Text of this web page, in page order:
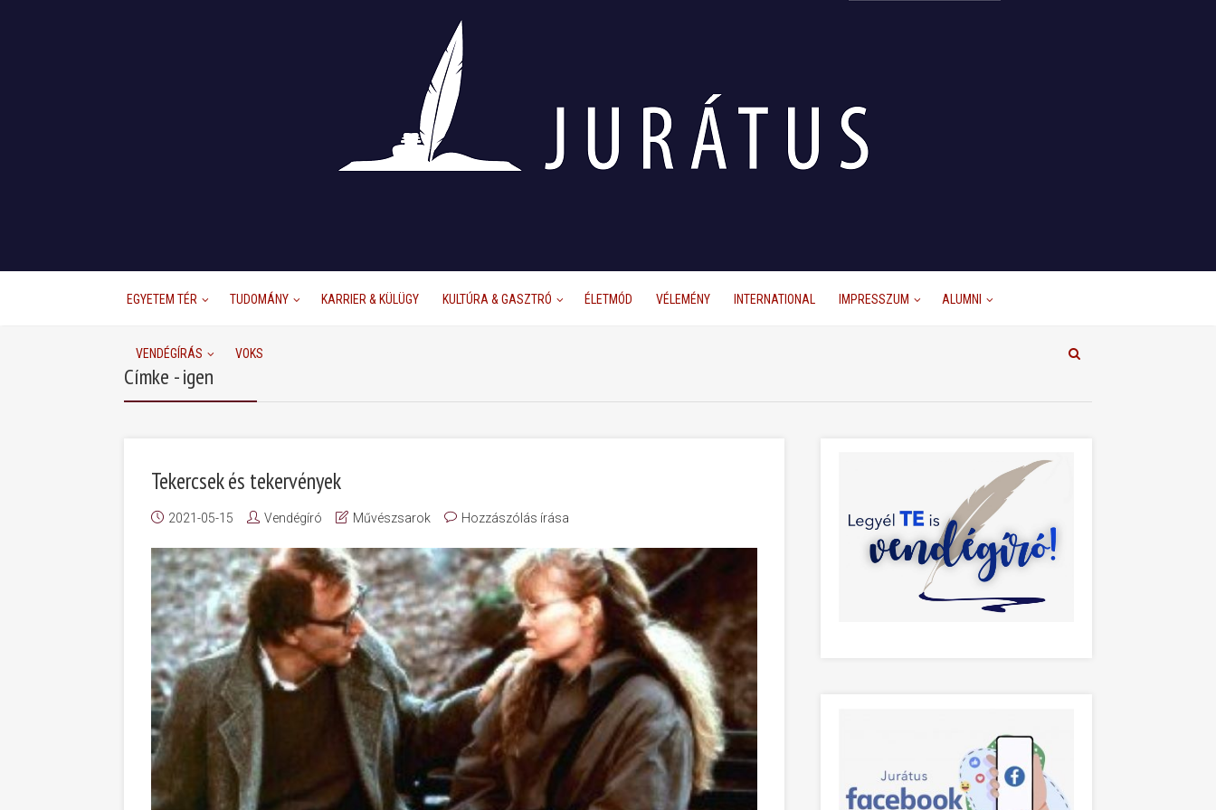
EGYETEM TÉR TUDOMÁNY KARRIER & KÜLÜGY KULTÚRA & GASZTRÓ ÉLETMÓD VÉLEMÉNY INTERNATIONAL IMPRESSZUM ALUMNI
VENDÉGÍRÁS VOKS
Címke - igen
Tekercsek és tekervények
2021-05-15 Vendégíró Művészsarok Hozzászólás írása